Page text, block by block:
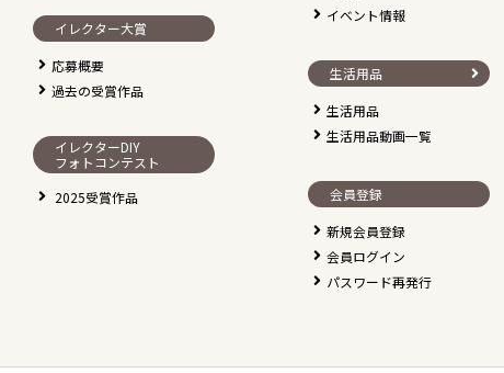
イレクター大賞
応募概要
過去の受賞作品
イレクターDIY
フォトコンテスト
2025受賞作品
イベント情報
生活用品
生活用品
生活用品動画一覧
会員登録
新規会員登録
会員ログイン
パスワード再発行